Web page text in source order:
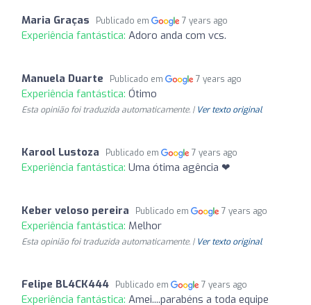
Maria Graças Publicado em 7 years ago
Experiência fantástica: Adoro anda com vcs.
Manuela Duarte Publicado em 7 years ago
Experiência fantástica: Ótimo
Esta opinião foi traduzida automaticamente. | Ver texto original
Karool Lustoza Publicado em 7 years ago
Experiência fantástica: Uma ótima agência ❤
Keber veloso pereira Publicado em 7 years ago
Experiência fantástica: Melhor
Esta opinião foi traduzida automaticamente. | Ver texto original
Felipe BL4CK444 Publicado em 7 years ago
Experiência fantástica: Amei....parabéns a toda equipe